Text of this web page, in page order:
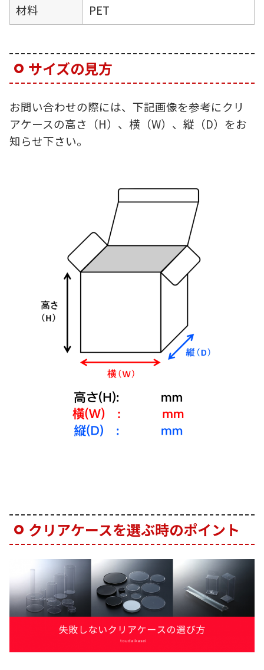
材料
PET
サイズの見方
お問い合わせの際には、下記画像を参考にクリ
アケースの高さ（H）、横（W）、縦（D）をお
知らせ下さい。
クリアケースを選ぶ時のポイント